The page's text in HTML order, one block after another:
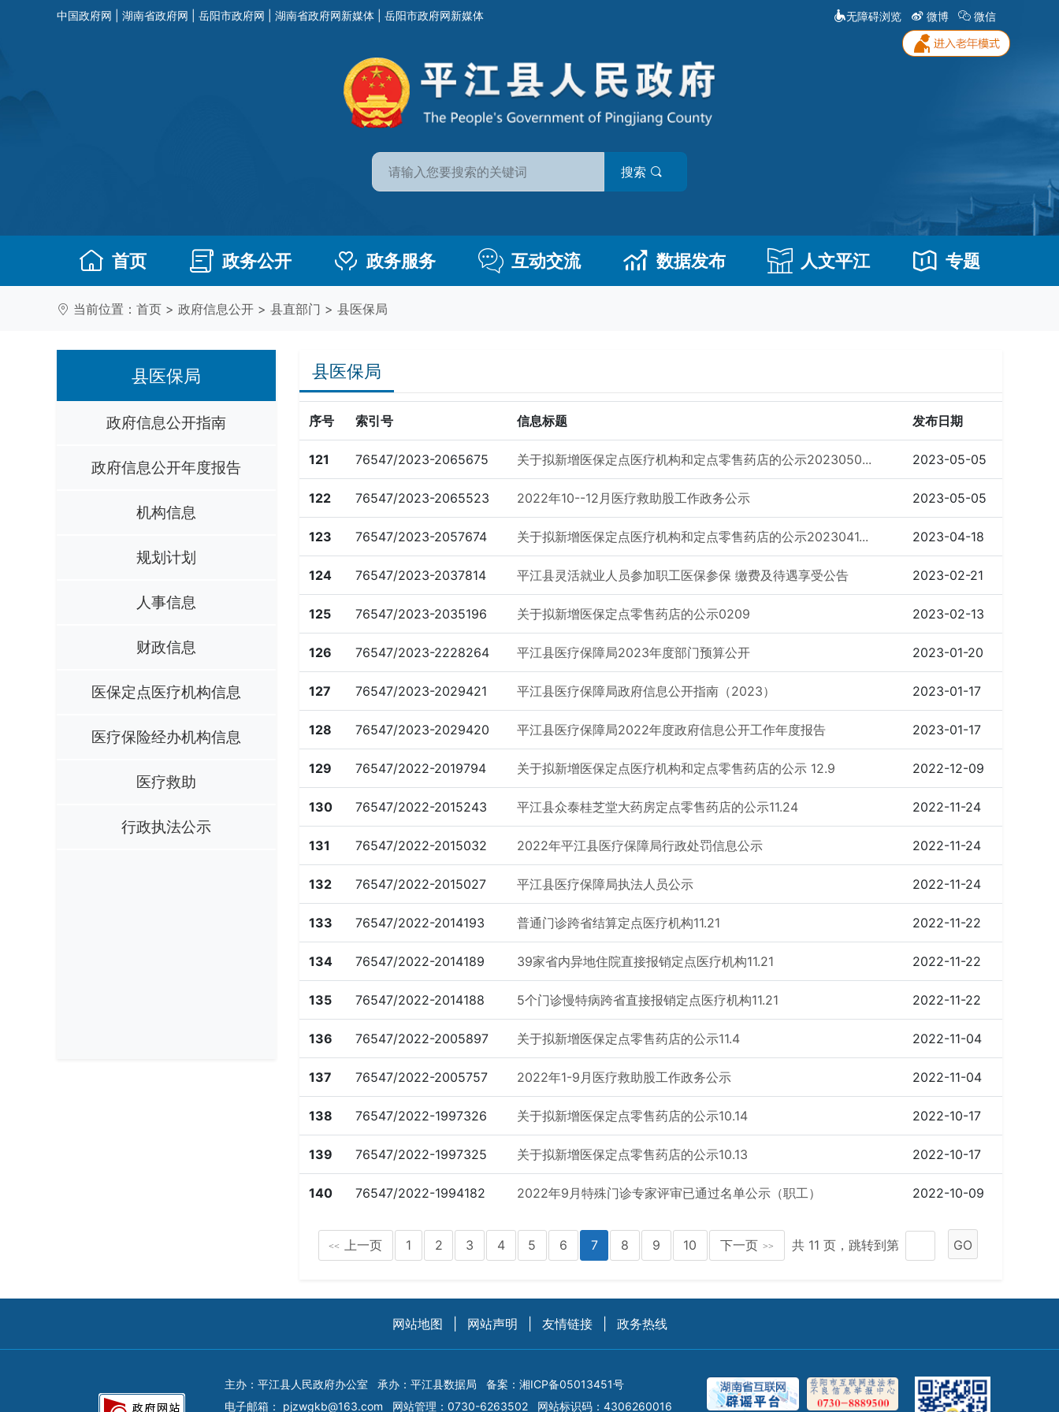
中国政府网 湖南省政府网 岳阳市政府网 湖南省政府网新媒体 岳阳市政府网新媒体 无障碍浏览 微博 微信
搜索
首页 政务公开 政务服务 互动交流 数据发布 人文平江 专题
当前位置： 首页 > 政府信息公开 > 县直部门 > 县医保局
县医保局
政府信息公开指南
政府信息公开年度报告
机构信息
规划计划
人事信息
财政信息
医保定点医疗机构信息
医疗保险经办机构信息
医疗救助
行政执法公示
县医保局
序号 索引号 信息标题 发布日期
121 76547/2023-2065675 关于拟新增医保定点医疗机构和定点零售药店的公示2023050... 2023-05-05
122 76547/2023-2065523 2022年10--12月医疗救助股工作政务公示 2023-05-05
123 76547/2023-2057674 关于拟新增医保定点医疗机构和定点零售药店的公示2023041... 2023-04-18
124 76547/2023-2037814 平江县灵活就业人员参加职工医保参保 缴费及待遇享受公告 2023-02-21
125 76547/2023-2035196 关于拟新增医保定点零售药店的公示0209 2023-02-13
126 76547/2023-2228264 平江县医疗保障局2023年度部门预算公开 2023-01-20
127 76547/2023-2029421 平江县医疗保障局政府信息公开指南（2023） 2023-01-17
128 76547/2023-2029420 平江县医疗保障局2022年度政府信息公开工作年度报告 2023-01-17
129 76547/2022-2019794 关于拟新增医保定点医疗机构和定点零售药店的公示 12.9 2022-12-09
130 76547/2022-2015243 平江县众泰桂芝堂大药房定点零售药店的公示11.24 2022-11-24
131 76547/2022-2015032 2022年平江县医疗保障局行政处罚信息公示 2022-11-24
132 76547/2022-2015027 平江县医疗保障局执法人员公示 2022-11-24
133 76547/2022-2014193 普通门诊跨省结算定点医疗机构11.21 2022-11-22
134 76547/2022-2014189 39家省内异地住院直接报销定点医疗机构11.21 2022-11-22
135 76547/2022-2014188 5个门诊慢特病跨省直接报销定点医疗机构11.21 2022-11-22
136 76547/2022-2005897 关于拟新增医保定点零售药店的公示11.4 2022-11-04
137 76547/2022-2005757 2022年1-9月医疗救助股工作政务公示 2022-11-04
138 76547/2022-1997326 关于拟新增医保定点零售药店的公示10.14 2022-10-17
139 76547/2022-1997325 关于拟新增医保定点零售药店的公示10.13 2022-10-17
140 76547/2022-1994182 2022年9月特殊门诊专家评审已通过名单公示（职工） 2022-10-09
<< 上一页 1 2 3 4 5 6 7 8 9 10 下一页 >> 共 11 页，跳转到第 GO
网站地图 网站声明 友情链接 政务热线
主办：平江县人民政府办公室 承办：平江县数据局 备案： 湘ICP备05013451号
电子邮箱： pjzwgkb@163.com 网站管理：0730-6263502 网站标识码：4306260016